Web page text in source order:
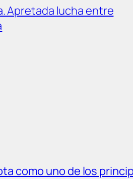
Apretada lucha entre
como uno de los